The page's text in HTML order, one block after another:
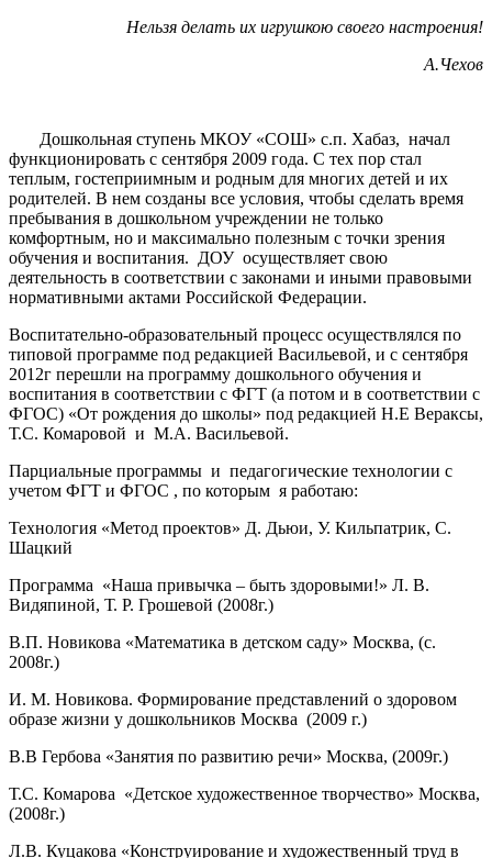
Нельзя делать их игрушкою своего настроения!
А.Чехов
Дошкольная ступень МКОУ «СОШ» с.п. Хабаз, начал
функционировать с сентября 2009 года. С тех пор стал
теплым, гостеприимным и родным для многих детей и их
родителей. В нем созданы все условия, чтобы сделать время
пребывания в дошкольном учреждении не только
комфортным, но и максимально полезным с точки зрения
обучения и воспитания. ДОУ осуществляет свою
деятельность в соответствии с законами и иными правовыми
нормативными актами Российской Федерации.
Воспитательно-образовательный процесс осуществлялся по
типовой программе под редакцией Васильевой, и с сентября
2012г перешли на программу дошкольного обучения и
воспитания в соответствии с ФГТ (а потом и в соответствии с
ФГОС) «От рождения до школы» под редакцией Н.Е Вераксы,
Т.С. Комаровой и М.А. Васильевой.
Парциальные программы и педагогические технологии с
учетом ФГТ и ФГОС , по которым я работаю:
Технология «Метод проектов» Д. Дьюи, У. Кильпатрик, С.
Шацкий
Программа «Наша привычка – быть здоровыми!» Л. В.
Видяпиной, Т. Р. Грошевой (2008г.)
В.П. Новикова «Математика в детском саду» Москва, (с.
2008г.)
И. М. Новикова. Формирование представлений о здоровом
образе жизни у дошкольников Москва (2009 г.)
В.В Гербова «Занятия по развитию речи» Москва, (2009г.)
Т.С. Комарова «Детское художественное творчество» Москва,
(2008г.)
Л.В. Куцакова «Конструирование и художественный труд в